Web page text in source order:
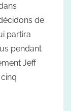
de
partira
pendant
Jeff